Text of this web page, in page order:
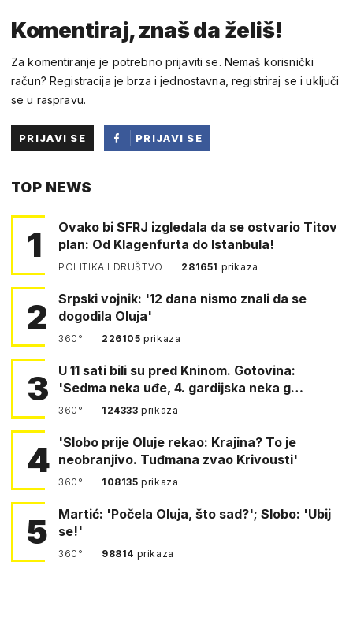
Komentiraj, znaš da želiš!
Za komentiranje je potrebno prijaviti se. Nemaš korisnički
račun? Registracija je brza i jednostavna, registriraj se i uključi
se u raspravu.
PRIJAVI SE
PRIJAVI SE
TOP NEWS
1
Ovako bi SFRJ izgledala da se ostvario Titov
plan: Od Klagenfurta do Istanbula!
POLITIKA I DRUŠTVO 281651 prikaza
2
Srpski vojnik: '12 dana nismo znali da se
dogodila Oluja'
360° 226105prikaza
3
U 11 sati bili su pred Kninom. Gotovina:
'Sedma neka uđe, 4. gardijska neka g…
360° 124333prikaza
4
'Slobo prije Oluje rekao: Krajina? To je
neobranjivo. Tuđmana zvao Krivousti'
360° 108135prikaza
5
Martić: 'Počela Oluja, što sad?'; Slobo: 'Ubij
se!'
360° 98814 prikaza